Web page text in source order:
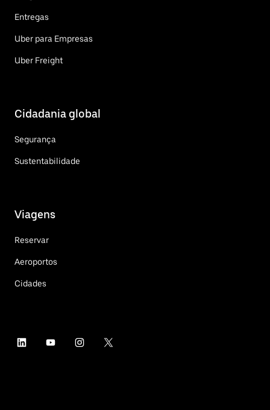
Entregas
Uber para Empresas
Uber Freight
Cidadania global
Segurança
Sustentabilidade
Viagens
Reservar
Aeroportos
Cidades